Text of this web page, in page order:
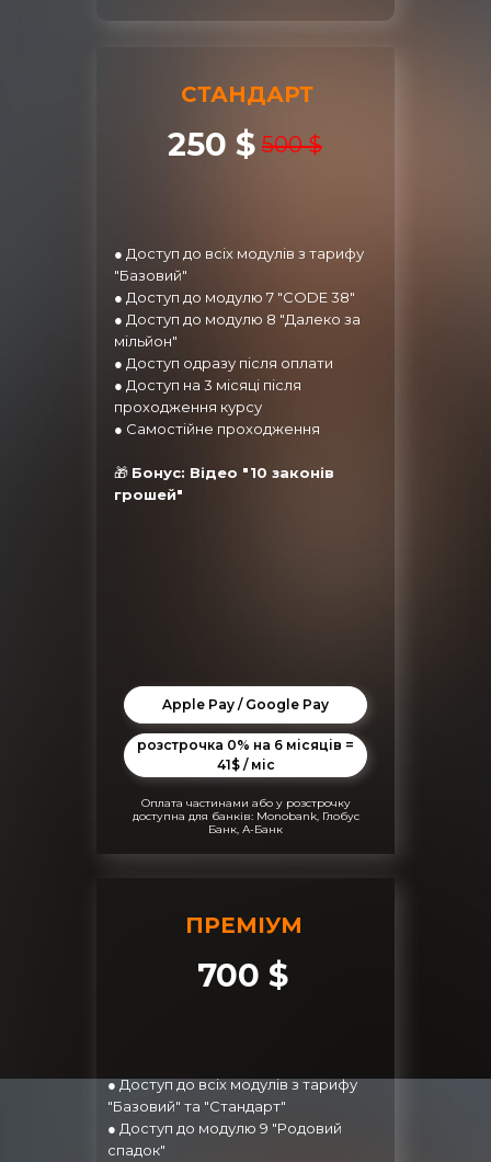
СТАНДАРТ
ПРЕМІУМ
500 $
250 $
700 $
● Доступ до всіх модулів з тарифу
"Базовий"
● Доступ до модулю 7 "CODE 38"
● Доступ до модулю 8 "Далеко за
мільйон"
● Доступ одразу після оплати
● Доступ на 3 місяці після
проходження курсу
● Самостійне проходження
🎁 Бонус: Відео "10 законів
грошей"
● Доступ до всіх модулів з тарифу
"Базовий" та "Стандарт"
● Доступ до модулю 9 "Родовий
спадок"
Apple Pay / Google Pay
розстрочка 0% на 6 місяців =
41$ / міс
Оплата частинами або у розстрочку
доступна для банків: Monobank, Глобус
Банк, А-Банк